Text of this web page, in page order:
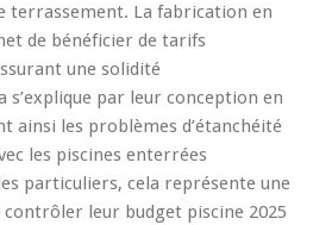
terrassement. La fabrication en
de bénéficier de tarifs
une solidité
s’explique par leur conception en
ainsi les problèmes d’étanchéité
les piscines enterrées
particuliers, cela représente une
leur budget piscine 2025